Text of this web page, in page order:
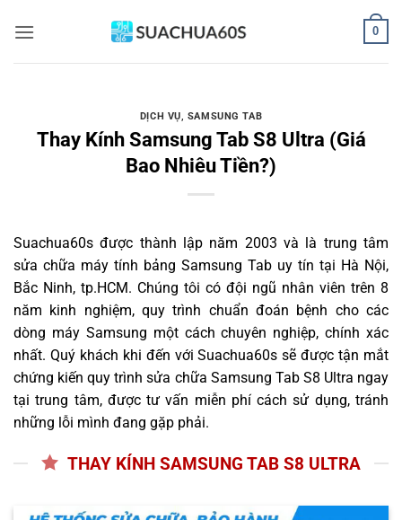
qua
0
DỊCH VỤ, SAMSUNG TAB
Thay Kính Samsung Tab S8 Ultra (Giá
Bao Nhiêu Tiền?)
Suachua60s được thành lập năm 2003 và là trung tâm
sửa chữa máy tính bảng Samsung Tab uy tín tại Hà Nội,
Bắc Ninh, tp.HCM. Chúng tôi có đội ngũ nhân viên trên 8
năm kinh nghiệm, quy trình chuẩn đoán bệnh cho các
dòng máy Samsung một cách chuyên nghiệp, chính xác
nhất. Quý khách khi đến với Suachua60s sẽ được tận mắt
chứng kiến quy trình sửa chữa Samsung Tab S8 Ultra ngay
tại trung tâm, được tư vấn miễn phí cách sử dụng, tránh
những lỗi mình đang gặp phải.
THAY KÍNH SAMSUNG TAB S8 ULTRA